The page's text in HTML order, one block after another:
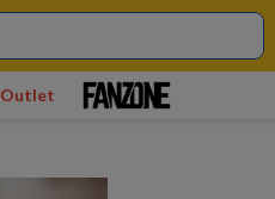
Outlet